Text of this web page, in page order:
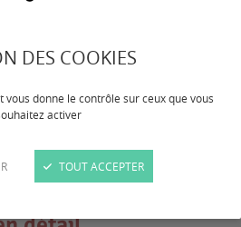
DES COOKIES
vous donne le contrôle sur ceux que vous
activer
TOUT ACCEPTER
de bovin lait
Agri Petite structure